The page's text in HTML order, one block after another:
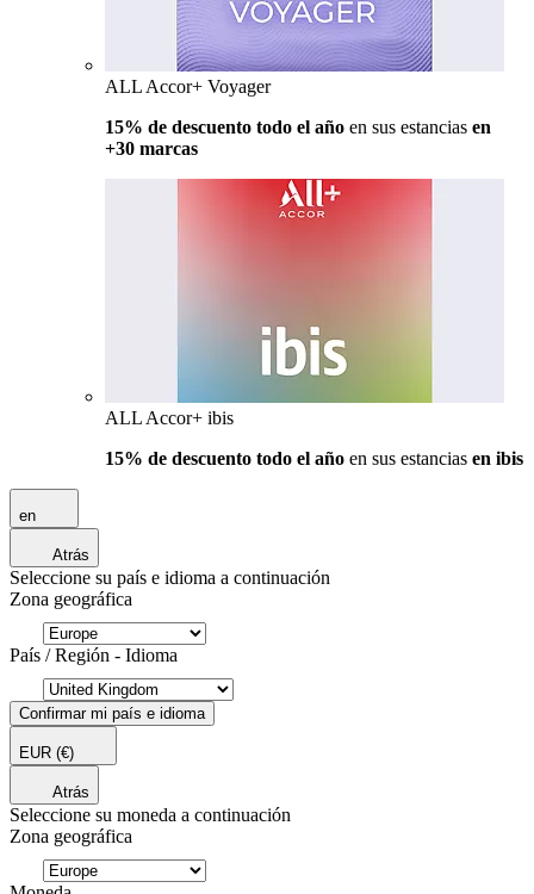
ALL Accor+ Voyager
15% de descuento todo el año en sus estancias en
+30 marcas
ALL Accor+ ibis
15% de descuento todo el año en sus estancias en ibis
en
Atrás
Seleccione su país e idioma a continuación
Zona geográfica
País / Región - Idioma
Confirmar mi país e idioma
EUR (€)
Atrás
Seleccione su moneda a continuación
Zona geográfica